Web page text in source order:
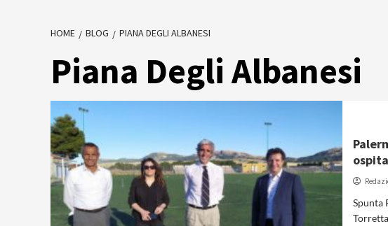
HOME BLOG PIANA DEGLI ALBANESI
Piana Degli Albanesi
Spunta